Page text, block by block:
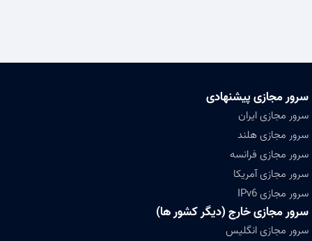
سرور مجازی پیشنهادی
سرور مجازی ایران
سرور مجازی هلند
سرور مجازی فرانسه
سرور مجازی آمریکا
سرور مجازی IPv6
سرور مجازی خارج (دیگر کشور ها)
سرور مجازی انگلیس